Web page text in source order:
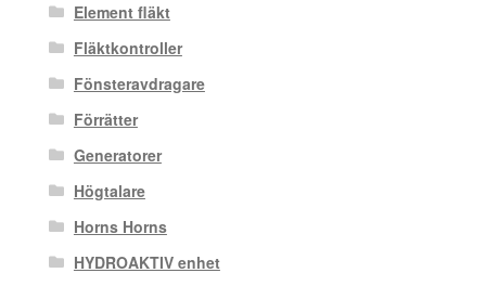
Element fläkt
Fläktkontroller
Fönsteravdragare
Förrätter
Generatorer
Högtalare
Horns Horns
HYDROAKTIV enhet